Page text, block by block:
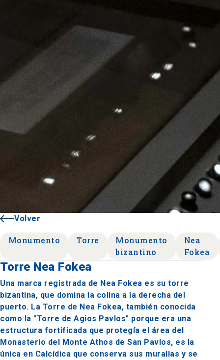
Volver
Monumento Torre
Monumento
bizantino
Nea
Fokea
Torre Nea Fokea
Una marca registrada de Nea Fokea es su torre
bizantina, que domina la colina a la derecha del
puerto. La Torre de Nea Fokea, también conocida
como la "Torre de Agios Pavlos" porque era una
estructura fortificada que protegía el área del
Monasterio del Monte Athos de San Pavlos, es la
única en Calcídica que conserva sus murallas y se